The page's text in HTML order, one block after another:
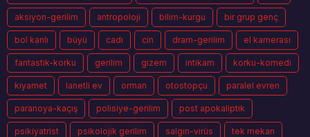
aksiyon-gerilim antropoloji bilim-kurgu bir grup genç
bol kanlı büyü cadı cin dram-gerilim el kamerası
fantastik-korku gerilim gizem intikam korku-komedi
kıyamet lanetli ev orman otostopçu paralel evren
paranoya-kaçış polisiye-gerilim post apokaliptik
psikiyatrist psikolojik gerilim salgın-virüs tek mekan